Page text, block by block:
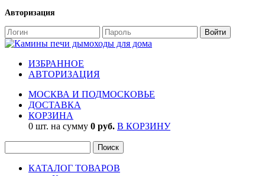
Авторизация
ИЗБРАННОЕ
АВТОРИЗАЦИЯ
МОСКВА И ПОДМОСКОВЬЕ
ДОСТАВКА
КОРЗИНА
0 шт. на сумму 0 руб. В КОРЗИНУ
КАТАЛОГ ТОВАРОВ